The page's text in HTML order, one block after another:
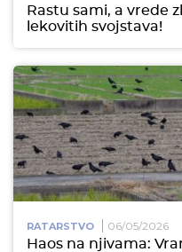
Rastu sami, a vrede
lekovitih svojstava!
RATARSTVO 06/05/2026
Haos na njivama: